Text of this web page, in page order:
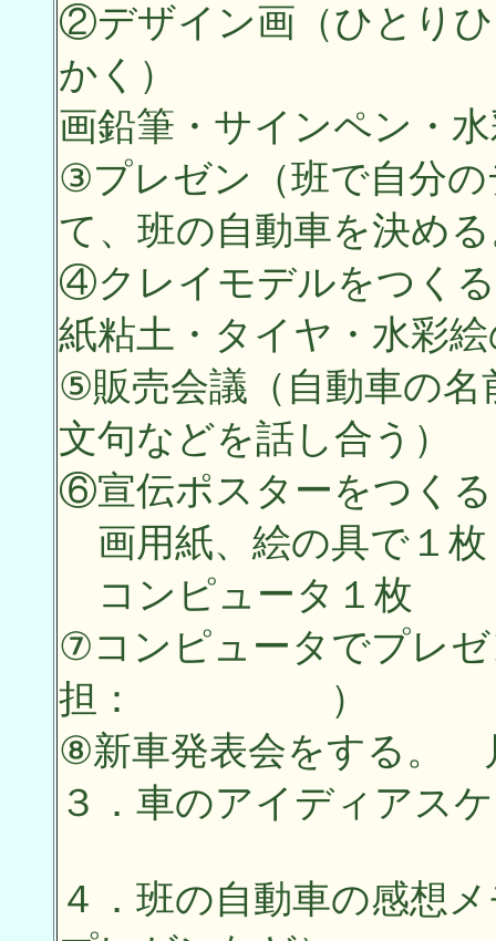
②デザイン画（ひとり
かく）
画鉛筆・サインペン・
③プレゼン（班で自分
て、班の自動車を決め
④クレイモデルを
紙粘土・タイヤ・水彩
⑤販売会議（自動車の
文句などを話し合う）
⑥宣伝ポスターをつく
画用紙、絵の具
コンピュータ
⑦コンピュータでプレ
担： ）
⑧新車発表会をする
３．車のアイディアス
４．班の自動車の感想